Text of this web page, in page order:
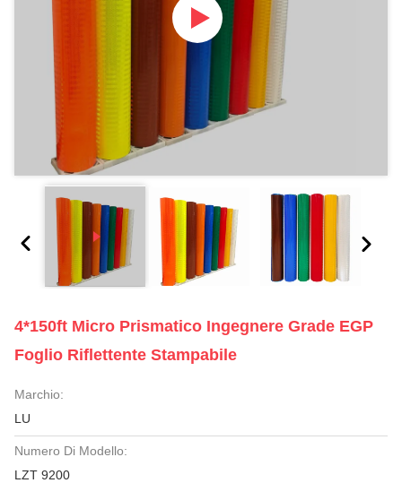
4*150ft Micro Prismatico Ingegnere Grade EGP
Foglio Riflettente Stampabile
Marchio:
LU
Numero Di Modello:
LZT 9200